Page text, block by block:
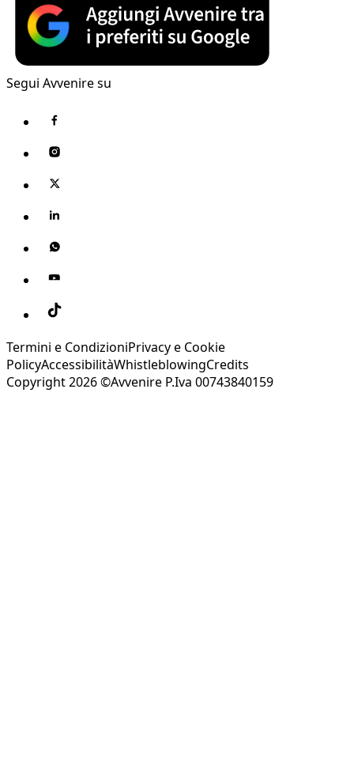
Segui Avvenire su
Termini e CondizioniPrivacy e Cookie
PolicyAccessibilitàWhistleblowingCredits
Copyright 2026 ©Avvenire P.Iva 00743840159